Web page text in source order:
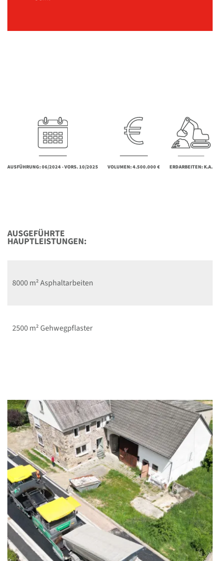
AUSFÜHRUNG: 06/2024 - VORS. 10/2025 VOLUMEN: 4.500.000 € ERDARBEITEN: K.A.
AUSGEFÜHRTE
HAUPTLEISTUNGEN:
8000 m² Asphaltarbeiten
2500 m² Gehwegpflaster